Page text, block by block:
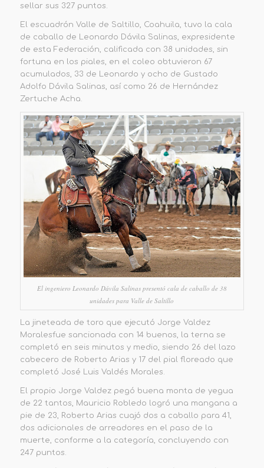
sellar sus 327 puntos
El escuadrón Valle de Saltillo, Coahuila, tuvo la cala
de caballo de Leonardo Dávila Salinas, expresidente
de esta Federación, calificada con 38 unidades, sin
fortuna en los piales, en el coleo obtuvieron 67
acumulados, 33 de Leonardo y ocho de Gustado
Adolfo Dávila Salinas, así como 26 de Hernández
Zertuche Acha.
El ingeniero Leonardo Dávila Salinas presentó cala de caballo de 38
unidades para Valle de Saltillo
La jineteada de toro que ejecutó Jorge Valdez
Moralesfue sancionada con 14 buenos, la terna se
completó en seis minutos y medio, siendo 26 del lazo
cabecero de Roberto Arias y 17 del pial floreado que
completó José Luis Valdés Morales.
El propio Jorge Valdez pegó buena monta de yegua
de 22 tantos, Mauricio Robledo logró una mangana a
pie de 23, Roberto Arias cuajó dos a caballo para 41,
dos adicionales de arreadores en el paso de la
muerte, conforme a la categoría, concluyendo con
247 puntos.